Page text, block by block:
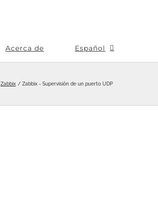
Acerca de Español
Zabbix Zabbix - Supervisión de un puerto UDP